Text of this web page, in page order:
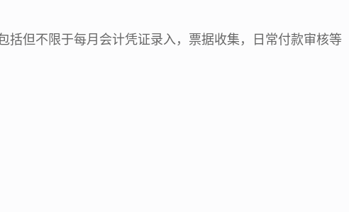
但不限于每月会计凭证录入，票据收集，日常付款审核等